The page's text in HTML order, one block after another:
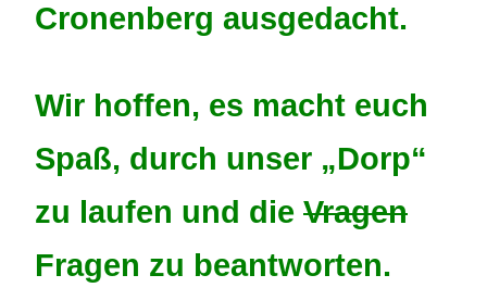
Cronen­berg ausgedacht.
Wir hoffen, es macht euch
Spaß, durch unser „Dorp“
zu laufen und die Vragen
Fragen zu beant­wor­ten.